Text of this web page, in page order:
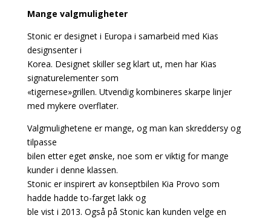
Mange valgmuligheter
Stonic er designet i Europa i samarbeid med Kias
designsenter i
Korea. Designet skiller seg klart ut, men har Kias
signaturelementer som
«tigernese»grillen. Utvendig kombineres skarpe linjer
med mykere overflater.
Valgmulighetene er mange, og man kan skreddersy og
tilpasse
bilen etter eget ønske, noe som er viktig for mange
kunder i denne klassen.
Stonic er inspirert av konseptbilen Kia Provo som
hadde hadde to-farget lakk og
ble vist i 2013. Også på Stonic kan kunden velge en